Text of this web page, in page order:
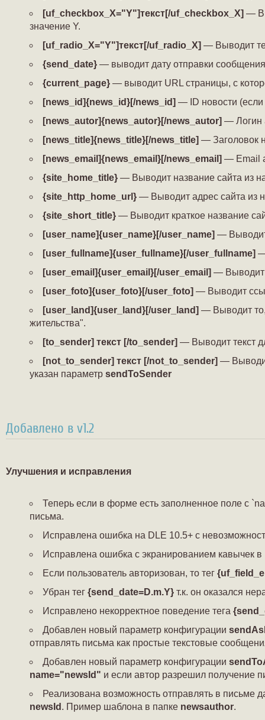
[uf_checkbox_X="Y"]текст[/uf_checkbox_X] —
значение Y.
[uf_radio_X="Y"]текст[/uf_radio_X] — Выводит
{send_date} — выводит дату отправки
{current_page} — выводит URL страницы, с
[news_id]{news_id}[/news_id] — ID новости (если
[news_autor]{news_autor}[/news_autor] — Логин
[news_title]{news_title}[/news_title] — Заголовок
[news_email]{news_email}[/news_email] — Email
{site_home_title} — Выводит название сайта из
{site_http_home_url} — Выводит адрес сайта из
{site_short_title} — Выводит краткое название
[user_name]{user_name}[/user_name] — Выводит
[user_fullname]{user_fullname}[/user_fullname] —
[user_email]{user_email}[/user_email] — Выводит
[user_foto]{user_foto}[/user_foto] — Выводит
[user_land]{user_land}[/user_land] — Выводит то,
жительства".
[to_sender] текст [/to_sender] — Выводит текст
[not_to_sender] текст [/not_to_sender] —
указан параметр sendToSender
Добавлено в v1.2
Улучшения и исправления
Теперь если в форме есть заполненное поле с
письма.
Исправлена ошибка на DLE 10.5+ с
Исправлена ошибка с экранированием кавычек в
Если пользователь авторизован, то тег
Убран тег {send_date=D.m.Y} т.к. он оказался
Исправлено некорректное поведение тега
Добавлен новый параметр конфигурации
отправлять письма как простые текстовые
Добавлен новый параметр конфигурации
name="newsId" и если автор разрешил получение
Реализована возможность отправлять в письме
newsId . Пример шаблона в папке newsauthor.